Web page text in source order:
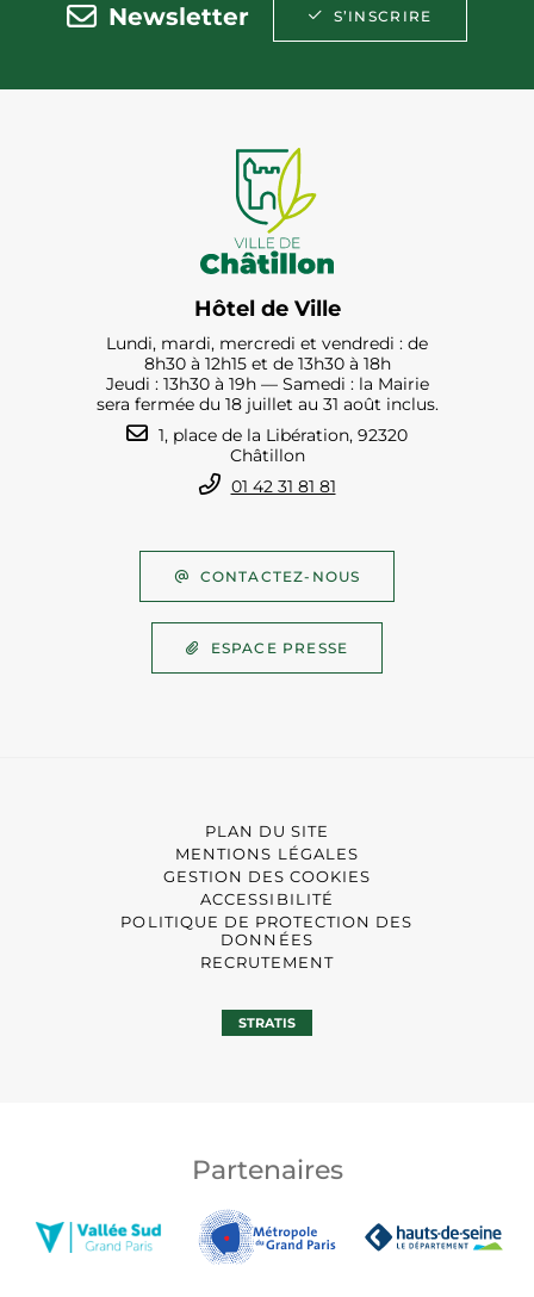
Newsletter S’INSCRIRE
Hôtel de Ville
Lundi, mardi, mercredi et vendredi : de
8h30 à 12h15 et de 13h30 à 18h
Jeudi : 13h30 à 19h — Samedi : la Mairie
sera fermée du 18 juillet au 31 août inclus.
1, place de la Libération, 92320
Châtillon
01 42 31 81 81
CONTACTEZ-NOUS
ESPACE PRESSE
PLAN DU SITE
MENTIONS LÉGALES
GESTION DES COOKIES
ACCESSIBILITÉ
POLITIQUE DE PROTECTION DES
DONNÉES
RECRUTEMENT
STRATIS
Partenaires